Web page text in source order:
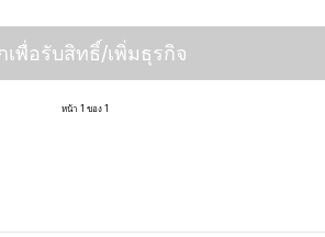
เพื่อรับสิทธิ์/เพิ่มธุรกิจ
หน้า 1 ของ 1